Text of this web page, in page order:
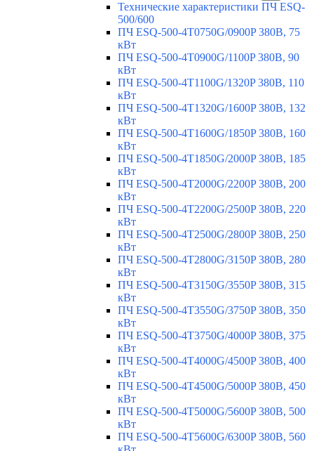
Технические характеристики ПЧ ESQ-
500/600
ПЧ ESQ-500-4T0750G/0900P 380В, 75
кВт
ПЧ ESQ-500-4T0900G/1100P 380В, 90
кВт
ПЧ ESQ-500-4T1100G/1320P 380В, 110
кВт
ПЧ ESQ-500-4T1320G/1600P 380В, 132
кВт
ПЧ ESQ-500-4T1600G/1850P 380В, 160
кВт
ПЧ ESQ-500-4T1850G/2000P 380В, 185
кВт
ПЧ ESQ-500-4T2000G/2200P 380В, 200
кВт
ПЧ ESQ-500-4T2200G/2500P 380В, 220
кВт
ПЧ ESQ-500-4T2500G/2800P 380В, 250
кВт
ПЧ ESQ-500-4T2800G/3150P 380В, 280
кВт
ПЧ ESQ-500-4T3150G/3550P 380В, 315
кВт
ПЧ ESQ-500-4T3550G/3750P 380В, 350
кВт
ПЧ ESQ-500-4T3750G/4000P 380В, 375
кВт
ПЧ ESQ-500-4T4000G/4500P 380В, 400
кВт
ПЧ ESQ-500-4T4500G/5000P 380В, 450
кВт
ПЧ ESQ-500-4T5000G/5600P 380В, 500
кВт
ПЧ ESQ-500-4T5600G/6300P 380В, 560